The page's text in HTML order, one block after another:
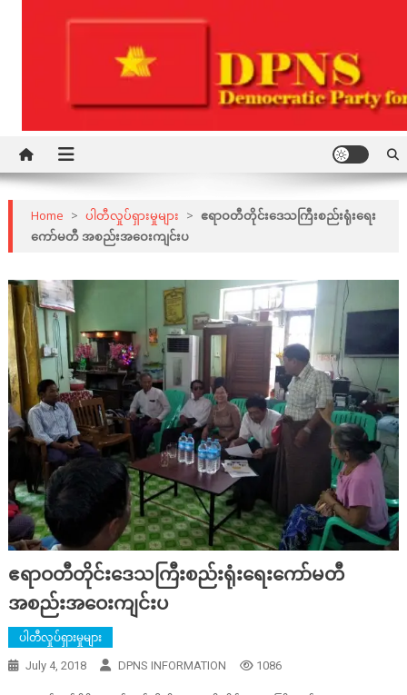
DPNS
Home > ပါတီလှုပ်ရှားမှုများ > ဧရာဝတီတိုင်းဒေသကြီးစည်းရုံးရေး
ကော်မတီ အစည်းအဝေးကျင်းပ
ဧရာဝတီတိုင်းဒေသကြီးစည်းရုံးရေးကော်မတီ
အစည်းအဝေးကျင်းပ
ပါတီလှုပ်ရှားမှုများ
July 4, 2018 DPNS INFORMATION 1086